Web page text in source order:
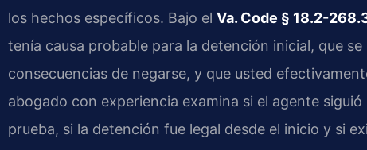
los hechos específicos. Bajo el Va. Code § 18.2-
tenía causa probable para la detención inicial, que
consecuencias de negarse, y que usted
abogado con experiencia examina si el agente
prueba, si la detención fue legal desde el inicio y si